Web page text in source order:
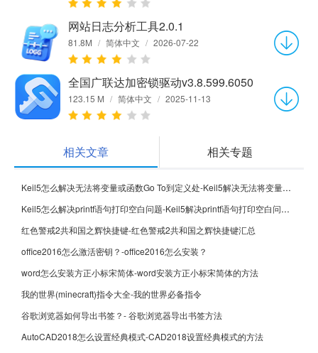
网站日志分析工具2.0.1
81.8M / 简体中文 / 2026-07-22
全国广联达加密锁驱动v3.8.599.6050
123.15 M / 简体中文 / 2025-11-13
相关文章 相关专题
Keil5怎么解决无法将变量或函数Go To到定义处-Keil5解决无法将变量或函数Go To到定义处的方法
Keil5怎么解决printf语句打印空白问题-Keil5解决printf语句打印空白问题的方法
红色警戒2共和国之辉快捷键-红色警戒2共和国之辉快捷键汇总
office2016怎么激活密钥？-office2016怎么安装？
word怎么安装方正小标宋简体-word安装方正小标宋简体的方法
我的世界(minecraft)指令大全-我的世界必备指令
谷歌浏览器如何导出书签？- 谷歌浏览器导出书签方法
AutoCAD2018怎么设置经典模式-CAD2018设置经典模式的方法